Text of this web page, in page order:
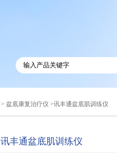
> 盆底康复治疗仪 >讯丰通盆底肌训练仪
讯丰通盆底肌训练仪